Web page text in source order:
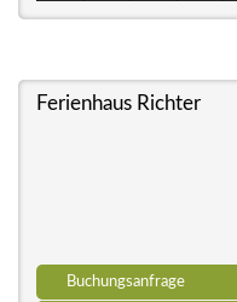
Ferienhaus Richter
Buchungsanfrage